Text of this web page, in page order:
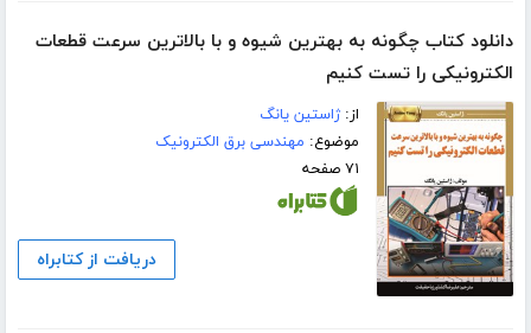
دانلود کتاب چگونه به بهترین شیوه و با بالاترین سرعت قطعات
الکترونیکی را تست کنیم
از:ژاستین یانگ
موضوع: مهندسی برق الکترونیک
۷۱ صفحه
دریافت از کتابراه